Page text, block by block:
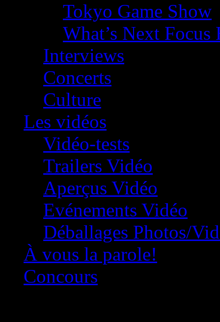
Tokyo Game Show
What’s Next
Interviews
Concerts
Culture
Les vidéos
Vidéo-tests
Trailers Vidéo
Aperçus Vidéo
Evénements Vidéo
Déballages Photos/
À vous la parole!
Concours